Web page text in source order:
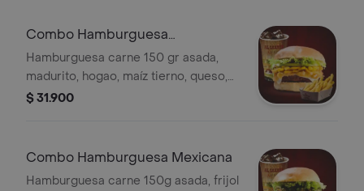
Combo Hamburguesa
Colombiana
Hamburguesa carne 150 gr asada,
madurito, hogao, maíz tierno, queso,
lechuga, tomate, papas francesas y
$ 31.900
Combo Hamburguesa Mexicana
Hamburguesa carne 150g asada, frijol